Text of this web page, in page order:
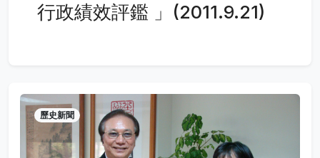
行政績效評鑑 」(2011.9.21)
歷史新聞